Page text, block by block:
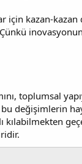
için kazan-
toplumsal
değişimlerin